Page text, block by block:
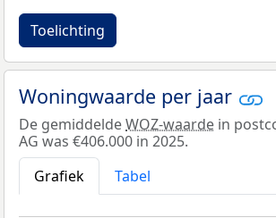
Toelichting
Woningwaarde per jaar
De gemiddeldeWOZ-waarde in
AG was €406.000 in 2025.
Grafiek
Tabel